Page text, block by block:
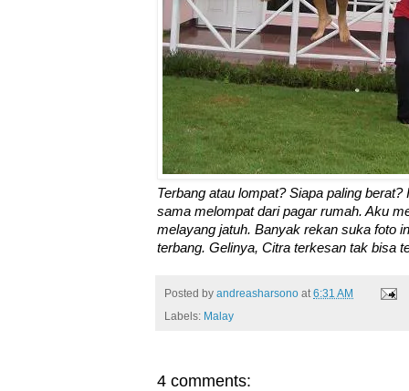
Terbang atau lompat? Siapa paling
sama melompat dari pagar rumah. Aku
melayang jatuh. Banyak rekan suka foto
terbang. Gelinya, Citra terkesan tak bisa
Posted by andreasharsono at 6:31 AM
Labels: Malay
4 comments: